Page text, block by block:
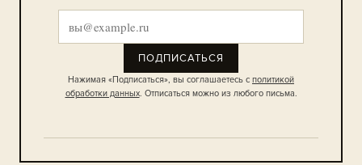
ПОДПИСАТЬСЯ
Нажимая «Подписаться», вы соглашаетесь с политикой
обработки данных. Отписаться можно из любого письма.